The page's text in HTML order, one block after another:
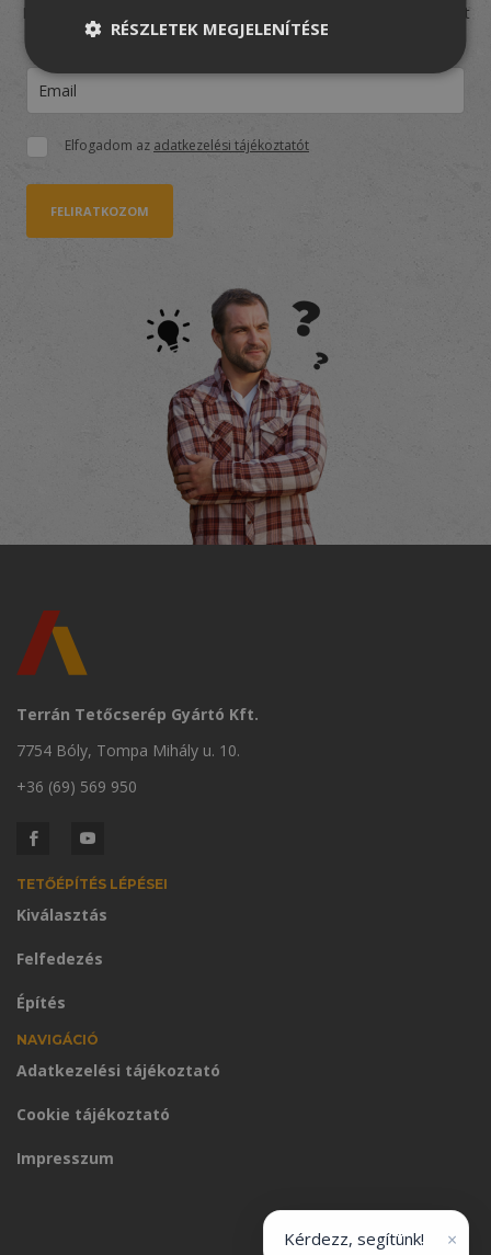
Iratkozzon fel
, és hozzon jó döntést
velünk!
Elfogadom az adatkezelési tájékoztatót
FELIRATKOZOM
Terrán Tetőcserép Gyártó Kft.
7754 Bóly, Tompa Mihály u. 10.
+36 (69) 569 950
TETŐÉPÍTÉS LÉPÉSEI
Kiválasztás
Felfedezés
Építés
NAVIGÁCIÓ
Adatkezelési tájékoztató
Cookie tájékoztató
Impresszum
Kérdezz, segítünk! ×
RÉSZLETEK MEGJELENÍTÉSE